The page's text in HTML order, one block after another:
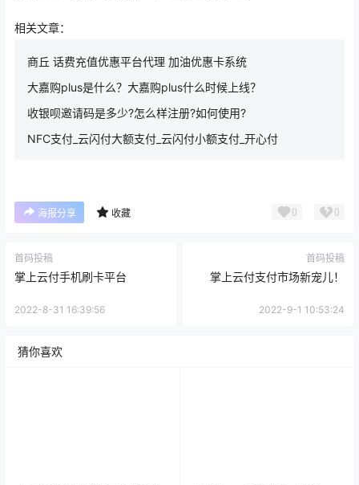
相关文章：
商丘 话费充值优惠平台代理 加油优惠卡系统
大嘉购plus是什么？大嘉购plus什么时候上线？
收银呗邀请码是多少?怎么样注册?如何使用?
NFC支付_云闪付大额支付_云闪付小额支付_开心付
海报分享 收藏 0 0
首码投稿
掌上云付手机刷卡平台
2022-8-31 16:39:56
首码投稿
掌上云付支付市场新宠儿！
2022-9-1 10:53:24
猜你喜欢